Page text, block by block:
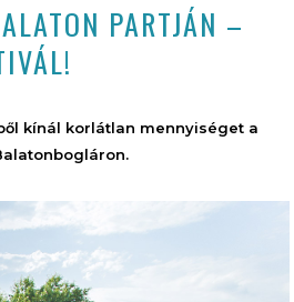
PARTJÁN –
kínál korlátlan mennyiséget a